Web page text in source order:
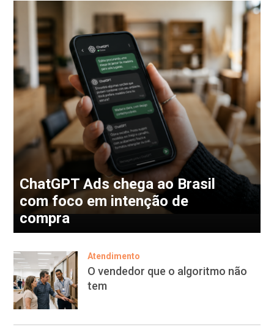
ChatGPT Ads chega ao Brasil
com foco em intenção de
compra
Atendimento
O vendedor que o algoritmo não
tem